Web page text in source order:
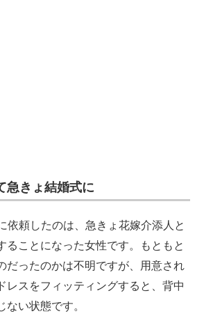
急きょ結婚式に
頼したのは、急きょ花嫁介添人と
ることになった女性です。もともと
だったのかは不明ですが、用意され
レスをフィッティングすると、背中
ない状態です。